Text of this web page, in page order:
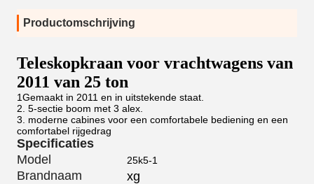
Productomschrijving
Teleskopkraan voor vrachtwagens van
2011 van 25 ton
1Gemaakt in 2011 en in uitstekende staat.
2. 5-sectie boom met 3 alex.
3. moderne cabines voor een comfortabele bediening en een
comfortabel rijgedrag
Specificaties
Model
25k5-1
Brandnaam
xg